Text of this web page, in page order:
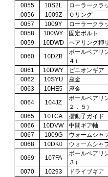
0055
10S2L ローラークラ
0056
1009Z Ｏリング
0057
1009Y ローラークラ
0058
100WY 固定ボルト
0059
10DWD ベアリング押
0060
10DZB
ボールベアリ
４）
0061
10DWY ピニオンギア
0062
10SYU 座金
0063
10HE5 座金
0064
104JZ
ボールベアリ
２．５）
0065
10TCA 摺動子ガイド
0066
10DVW 中間ギア軸
0067
1009G ウォームシャ
0068
10DK0 ウォームシャ
0069
107FA
ボールベアリ
３）
0070
10293 ドライブギア